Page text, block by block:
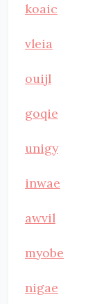
koaic
vleia
ouijl
goqie
unigy
inwae
awvil
myobe
nigae